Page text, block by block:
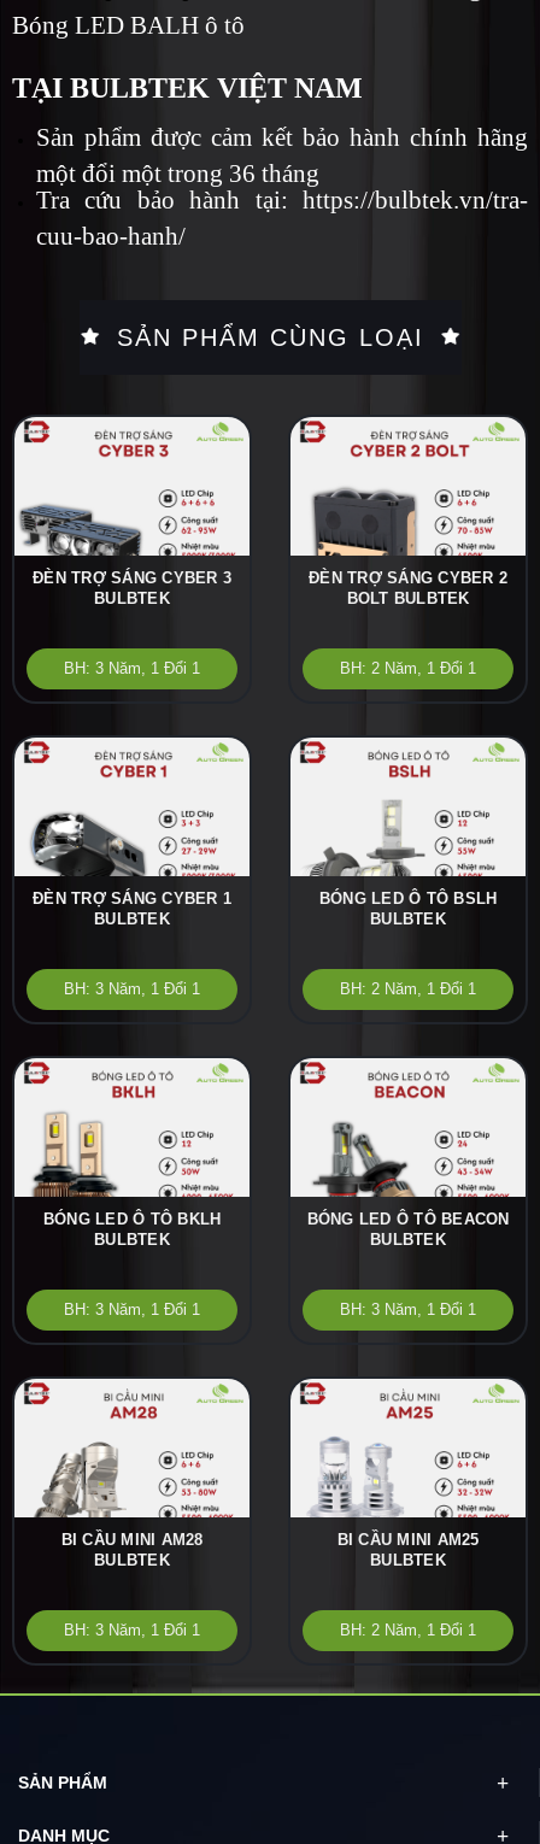
Bóng LED BALH ô tô
TẠI BULBTEK VIỆT NAM
Sản phẩm được cảm kết bảo hành chính hãng
một đổi một trong 36 tháng
Tra cứu bảo hành tại: https://bulbtek.vn/tra-
cuu-bao-hanh/
SẢN PHẨM CÙNG LOẠI
ĐÈN TRỢ SÁNG CYBER 3
BULBTEK
BH: 3 Năm, 1 Đổi 1
ĐÈN TRỢ SÁNG CYBER 2
BOLT BULBTEK
BH: 2 Năm, 1 Đổi 1
ĐÈN TRỢ SÁNG CYBER 1
BULBTEK
BH: 3 Năm, 1 Đổi 1
BÓNG LED Ô TÔ BSLH
BULBTEK
BH: 2 Năm, 1 Đổi 1
BÓNG LED Ô TÔ BKLH
BULBTEK
BH: 3 Năm, 1 Đổi 1
BÓNG LED Ô TÔ BEACON
BULBTEK
BH: 3 Năm, 1 Đổi 1
BI CẦU MINI AM28
BULBTEK
BH: 3 Năm, 1 Đổi 1
BI CẦU MINI AM25
BULBTEK
BH: 2 Năm, 1 Đổi 1
SẢN PHẨM
DANH MỤC